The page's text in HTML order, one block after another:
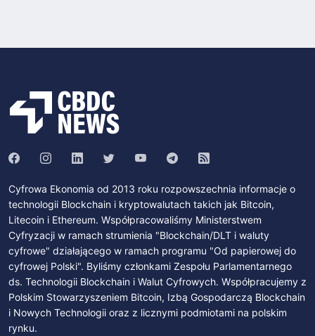
Cyfrowa Ekonomia od 2013 roku rozpowszechnia informacje o
technologii Blockchain i kryptowalutach takich jak Bitcoin,
Litecoin i Ethereum. Współpracowaliśmy Ministerstwem
Cyfryzacji w ramach strumienia "Blockchain/DLT i waluty
cyfrowe" działającego w ramach programu "Od papierowej do
cyfrowej Polski". Byliśmy członkami Zespołu Parlamentarnego
ds. Technologii Blockchain i Walut Cyfrowych. Współpracujemy z
Polskim Stowarzyszeniem Bitcoin, Izbą Gospodarczą Blockchain
i Nowych Technologii oraz z licznymi podmiotami na polskim
rynku.